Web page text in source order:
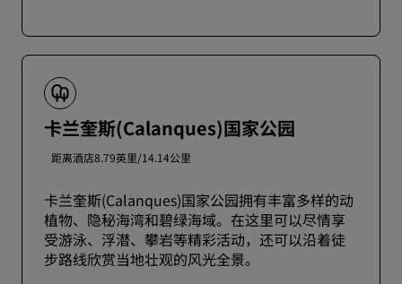
卡兰奎斯(Calanques)国家公园
距离酒店8.79英里/14.14公里
卡兰奎斯(Calanques)国家公园拥有丰富多样的动
植物、隐秘海湾和碧绿海域。在这里可以尽情享
受游泳、浮潜、攀岩等精彩活动，还可以沿着徒
步路线欣赏当地壮观的风光全景。